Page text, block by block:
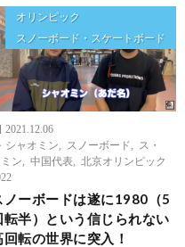
オリンピック
スノーボード・スケートボード
2021.12.06
シャオミン
スノーボード
ス・
ン
中国代表
北京オリンピック
ノーボードは遂に1980（5
転半）という信じられない
回転の世界に突入！